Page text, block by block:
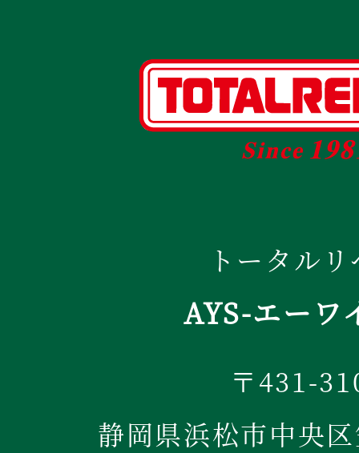
トータル
AYS-エーワ
〒431-
静岡県浜松市中央